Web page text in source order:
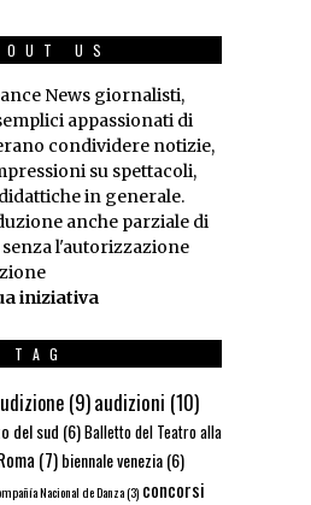
US
News giornalisti,
appassionati di
condividere notizie,
su spettacoli,
in generale.
anche parziale di
l'autorizzazione
iniziativa
TAG
(9)audizioni (10)
del sud (6)Balletto del Teatro alla
(7)biennale venezia(6)
Nacional de Danza(3) concorsi